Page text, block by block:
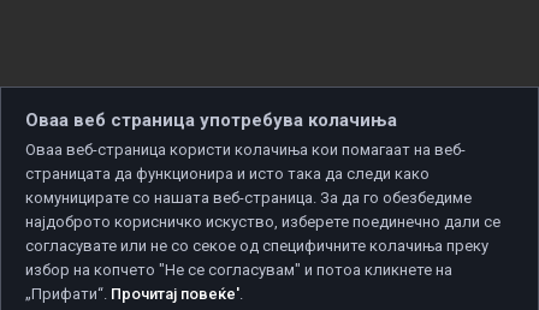
Copyright © 2026 Developed by
Оваа веб страница употребува колачиња
Оваа веб-страница користи колачиња кои помагаат на веб-
страницата да функционира и исто така да следи како
комуницирате со нашата веб-страница. За да го обезбедиме
најдоброто корисничко искуство, изберете поединечно дали се
согласувате или не со секое од специфичните колачиња преку
избор на копчето "Не се согласувам" и потоа кликнете на
„Прифати“. Прочитај повеќе'.